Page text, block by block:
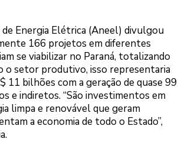
Energia Elétrica (Aneel) divulgou
166 projetos em diferentes
se viabilizar no Paraná, totalizando
o setor produtivo, isso representaria
11 bilhões com a geração de quase 99
e indiretos. “São investimentos em
limpa e renovável que geram
a economia de todo o Estado”,